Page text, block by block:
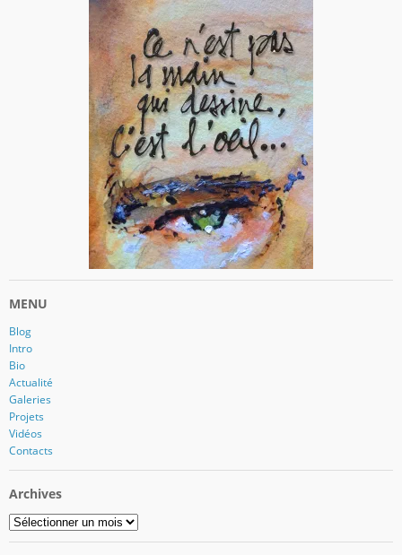
MENU
Blog
Intro
Bio
Actualité
Galeries
Projets
Vidéos
Contacts
Archives
Archives